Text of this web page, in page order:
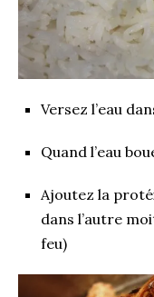
Versez l’eau
Quand l’eau
Ajoutez la
dans l’autre
feu)